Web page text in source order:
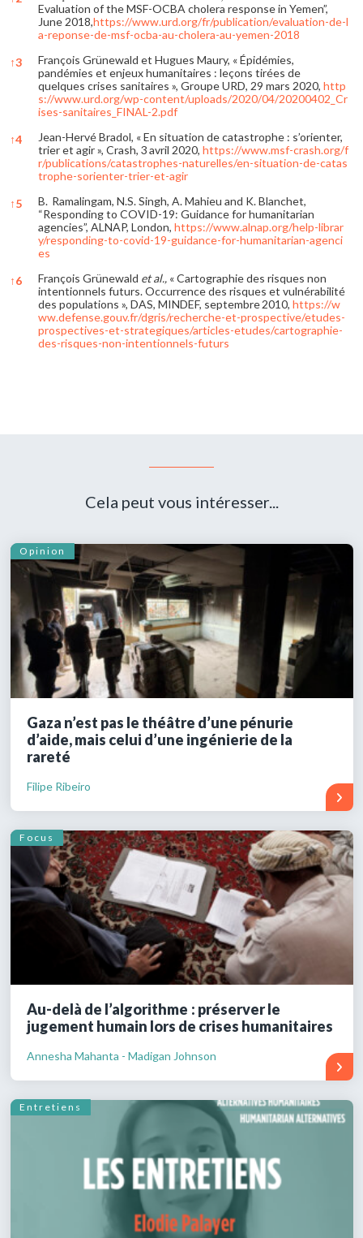
Evaluation of the MSF-OCBA cholera response in Yemen”,
June 2018,https://www.urd.org/fr/publication/evaluation-de-l
a-reponse-de-msf-ocba-au-cholera-au-yemen-2018
↑3
François Grünewald et Hugues Maury, « Épidémies,
pandémies et enjeux humanitaires : leçons tirées de
quelques crises sanitaires », Groupe URD, 29 mars 2020, http
s://www.urd.org/wp-content/uploads/2020/04/20200402_Cr
ises-sanitaires_FINAL-2.pdf
↑4
Jean-Hervé Bradol, « En situation de catastrophe : s’orienter,
trier et agir », Crash, 3 avril 2020, https://www.msf-crash.org/f
r/publications/catastrophes-naturelles/en-situation-de-catas
trophe-sorienter-trier-et-agir
↑5
B. Ramalingam, N.S. Singh, A. Mahieu and K. Blanchet,
“Responding to COVID-19: Guidance for humanitarian
agencies”, ALNAP, London, https://www.alnap.org/help-librar
y/responding-to-covid-19-guidance-for-humanitarian-agenci
es
↑6 François Grünewald et al., « Cartographie des risques non
intentionnels futurs. Occurrence des risques et vulnérabilité
des populations », DAS, MINDEF, septembre 2010, https://w
ww.defense.gouv.fr/dgris/recherche-et-prospective/etudes-
prospectives-et-strategiques/articles-etudes/cartographie-
des-risques-non-intentionnels-futurs
Cela peut vous intéresser...
Opinion
Gaza n’est pas le théâtre d’une pénurie
d’aide, mais celui d’une ingénierie de la
rareté
Filipe Ribeiro
Focus
Au-delà de l’algorithme : préserver le
jugement humain lors de crises humanitaires
Annesha Mahanta - Madigan Johnson
Entretiens